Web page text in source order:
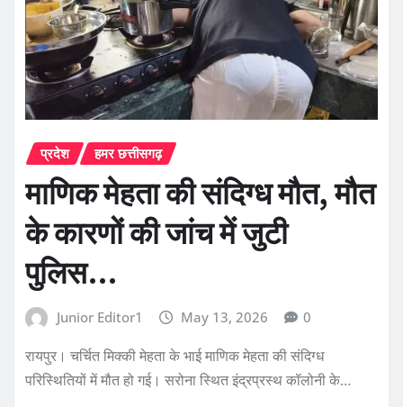
प्रदेश हमर छत्तीसगढ़
माणिक मेहता की संदिग्ध मौत, मौत
के कारणों की जांच में जुटी
पुलिस…
Junior Editor1 May 13, 2026 0
रायपुर। चर्चित मिक्की मेहता के भाई माणिक मेहता की संदिग्ध
परिस्थितियों में मौत हो गई। सरोना स्थित इंद्रप्रस्थ कॉलोनी के…